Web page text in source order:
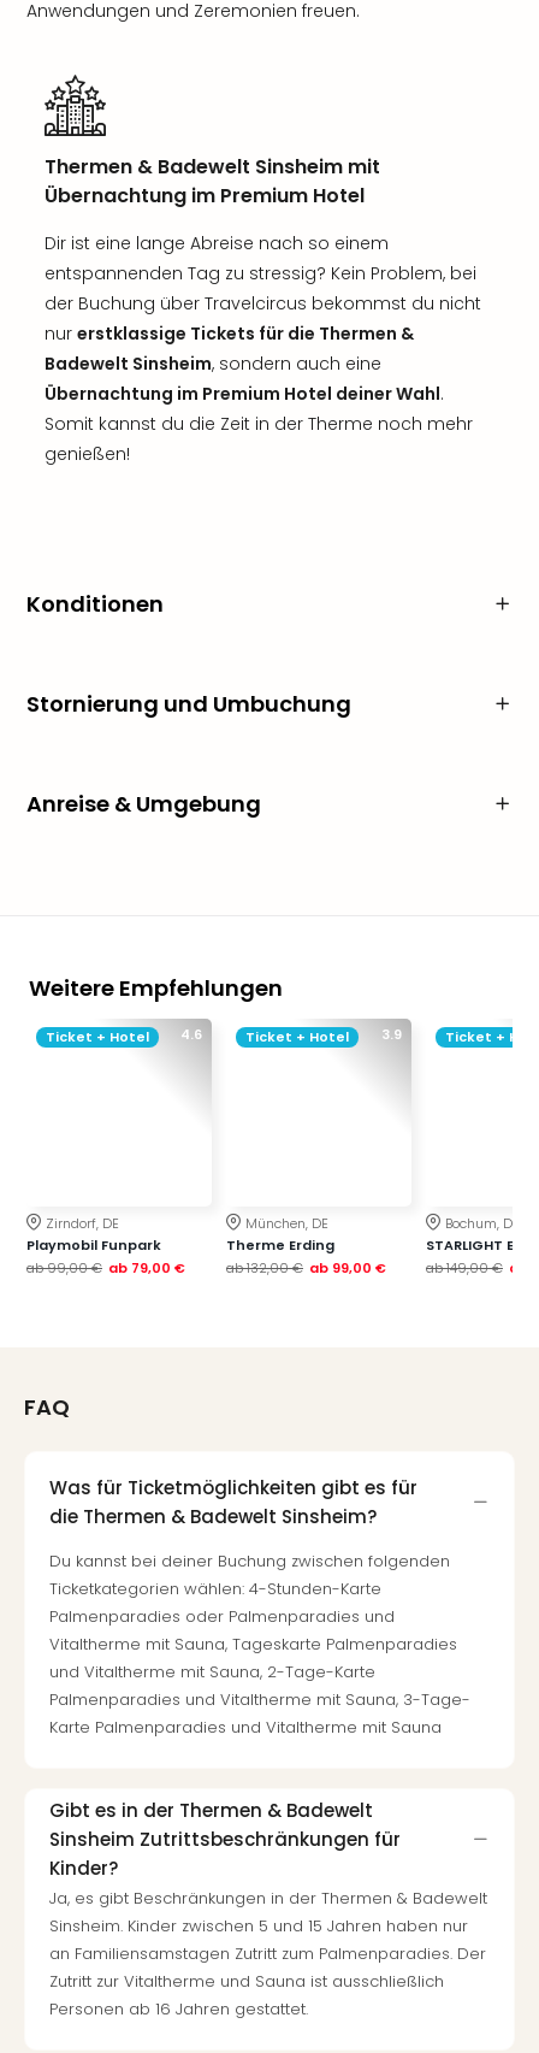
Anwendungen und Zeremonien freuen.
Thermen & Badewelt Sinsheim mit
Übernachtung im Premium Hotel
Dir ist eine lange Abreise nach so einem
entspannenden Tag zu stressig? Kein Problem, bei
der Buchung über Travelcircus bekommst du nicht
nur erstklassige Tickets für die Thermen &
Badewelt Sinsheim, sondern auch eine
Übernachtung im Premium Hotel deiner Wahl.
Somit kannst du die Zeit in der Therme noch mehr
genießen!
Konditionen
Stornierung und Umbuchung
Anreise & Umgebung
Weitere Empfehlungen
4.6
Ticket + Hotel
Zirndorf, DE
Playmobil Funpark
ab99,00 € ab 79,00 €
3.9
Ticket + Hotel
München, DE
Therme Erding
ab132,00 € ab 99,00 €
Ticket +
Bochum, DE
STARLIGHT
ab149,00 € ab
FAQ
Was für Ticketmöglichkeiten gibt es für
die Thermen & Badewelt Sinsheim?
Du kannst bei deiner Buchung zwischen folgenden
Ticketkategorien wählen: 4-Stunden-Karte
Palmenparadies oder Palmenparadies und
Vitaltherme mit Sauna, Tageskarte Palmenparadies
und Vitaltherme mit Sauna, 2-Tage-Karte
Palmenparadies und Vitaltherme mit Sauna, 3-Tage-
Karte Palmenparadies und Vitaltherme mit Sauna
Gibt es in der Thermen & Badewelt
Sinsheim Zutrittsbeschränkungen für
Kinder?
Ja, es gibt Beschränkungen in der Thermen & Badewelt
Sinsheim. Kinder zwischen 5 und 15 Jahren haben nur
an Familiensamstagen Zutritt zum Palmenparadies. Der
Zutritt zur Vitaltherme und Sauna ist ausschließlich
Personen ab 16 Jahren gestattet.